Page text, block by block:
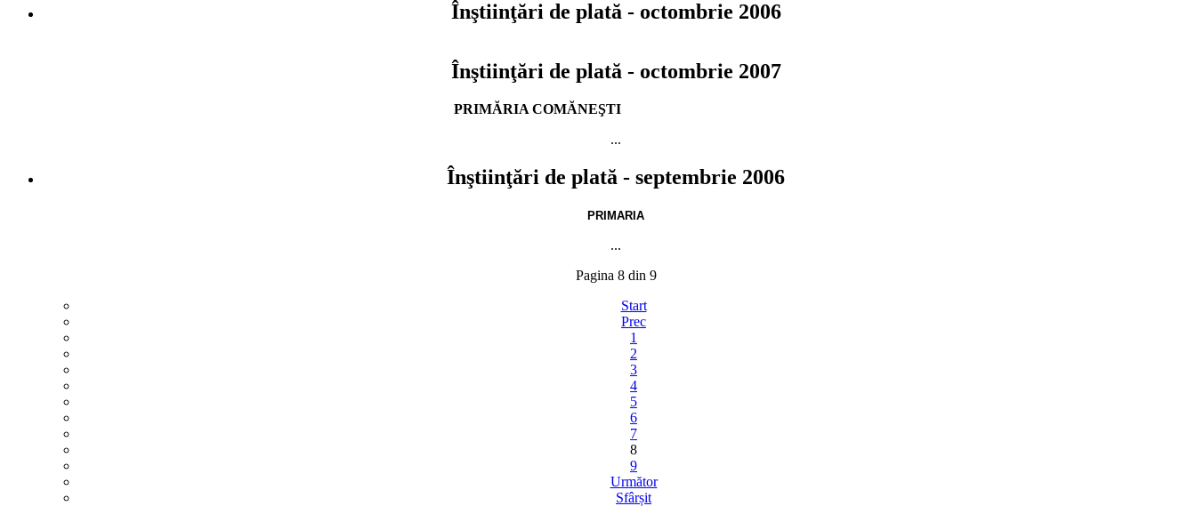
Înştiinţări de plată - octombrie 2006
Înştiinţări de plată - octombrie 2007
PRIMĂRIA COMĂNEŞTI
...
Înştiinţări de plată - septembrie 2006
PRIMARIA
...
Pagina 8 din 9
Start
Prec
1
2
3
4
5
6
7
8
9
Următor
Sfârșit